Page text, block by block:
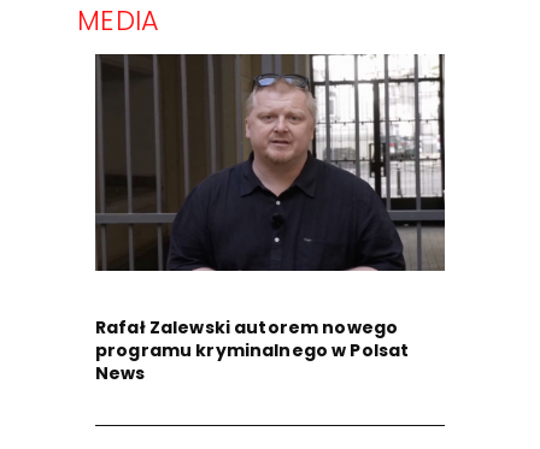
MEDIA
Rafał Zalewski autorem nowego
programu kryminalnego w Polsat
News